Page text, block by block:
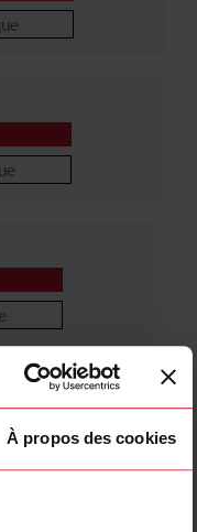
À propos des cookies